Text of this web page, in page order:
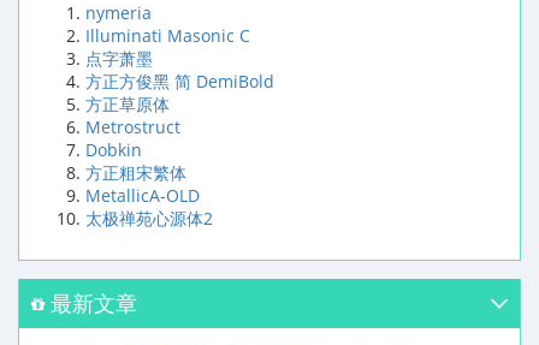
nymeria
Illuminati Masonic C
点字萧墨
方正方俊黑 简 DemiBold
方正草原体
Metrostruct
Dobkin
方正粗宋繁体
MetallicA-OLD
太极禅苑心源体2
最新文章